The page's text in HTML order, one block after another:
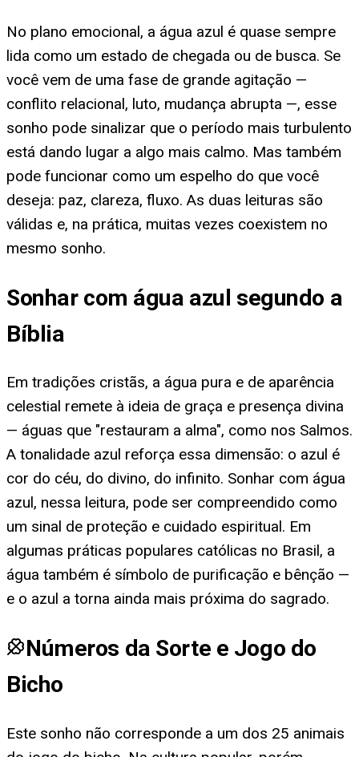
No plano emocional, a água azul é quase sempre
lida como um estado de chegada ou de busca. Se
você vem de uma fase de grande agitação —
conflito relacional, luto, mudança abrupta —, esse
sonho pode sinalizar que o período mais turbulento
está dando lugar a algo mais calmo. Mas também
pode funcionar como um espelho do que você
deseja: paz, clareza, fluxo. As duas leituras são
válidas e, na prática, muitas vezes coexistem no
mesmo sonho.
Sonhar com água azul segundo a
Bíblia
Em tradições cristãs, a água pura e de aparência
celestial remete à ideia de graça e presença divina
— águas que "restauram a alma", como nos Salmos.
A tonalidade azul reforça essa dimensão: o azul é
cor do céu, do divino, do infinito. Sonhar com água
azul, nessa leitura, pode ser compreendido como
um sinal de proteção e cuidado espiritual. Em
algumas práticas populares católicas no Brasil, a
água também é símbolo de purificação e bênção —
e o azul a torna ainda mais próxima do sagrado.
Números da Sorte e Jogo do
Bicho
Este sonho não corresponde a um dos 25 animais